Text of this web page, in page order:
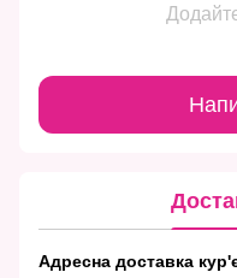
Адресна доставка